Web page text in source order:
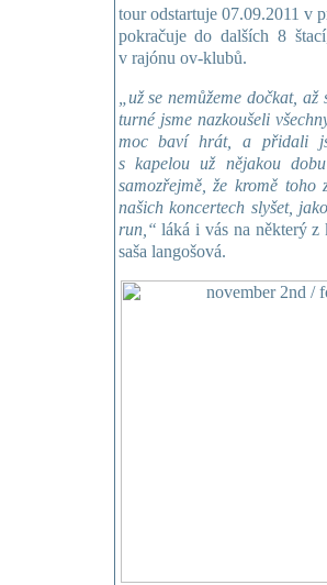
tour odstartuje 07.09.2011 v
pokračuje do dalších 8
v rajónu ov-klubů.
„už se nemůžeme dočkat,
turné jsme nazkoušeli
moc baví hrát, a přidali
s kapelou už nějakou
samozřejmě, že kromě
našich koncertech slyšet,
run,“ láká i vás na některý z
saša langošová.